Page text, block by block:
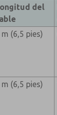
del
m (6,5 pies)
m (6,5 pies)